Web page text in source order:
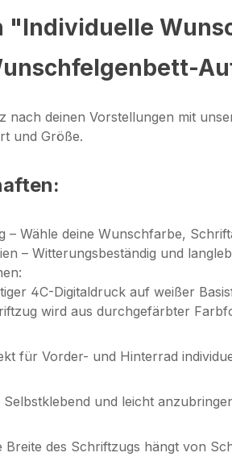
"Individuelle
nach deinen Vorstellungen mit
und Größe.
– Wähle deine Wunschfarbe,
– Witterungsbeständig und
4C-Digitaldruck auf weißer
wird aus durchgefärbter
für Vorder- und Hinterrad
Selbstklebend und leicht
Breite des Schriftzugs hängt von